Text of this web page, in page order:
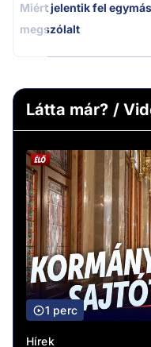
Miért jelentik fel
megszólalt
Látta már? /
1 perc
Hírek